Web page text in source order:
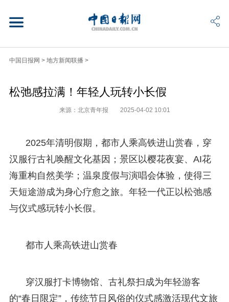
中国日报网 > 地方新闻联播>
松弛感拉满！年轻人玩转小长假
来源：北京青年报 2025-04-02 10:01
2025年清明假期，都市人乘高铁进山赏春，穿
汉服行古礼唤醒文化基因；景区以樱花夜宴、AI花
海重构自然美学；温泉度假与演唱会体验，使得三
天短途游成为身心疗愈之旅。年轻一代正以松弛感
与仪式感玩转小长假。
都市人乘高铁进山赏春
穿汉服打卡博物馆、古礼祭扫成为年轻游客
的“春日限定”，传统节日风俗的仪式感激活现代文旅